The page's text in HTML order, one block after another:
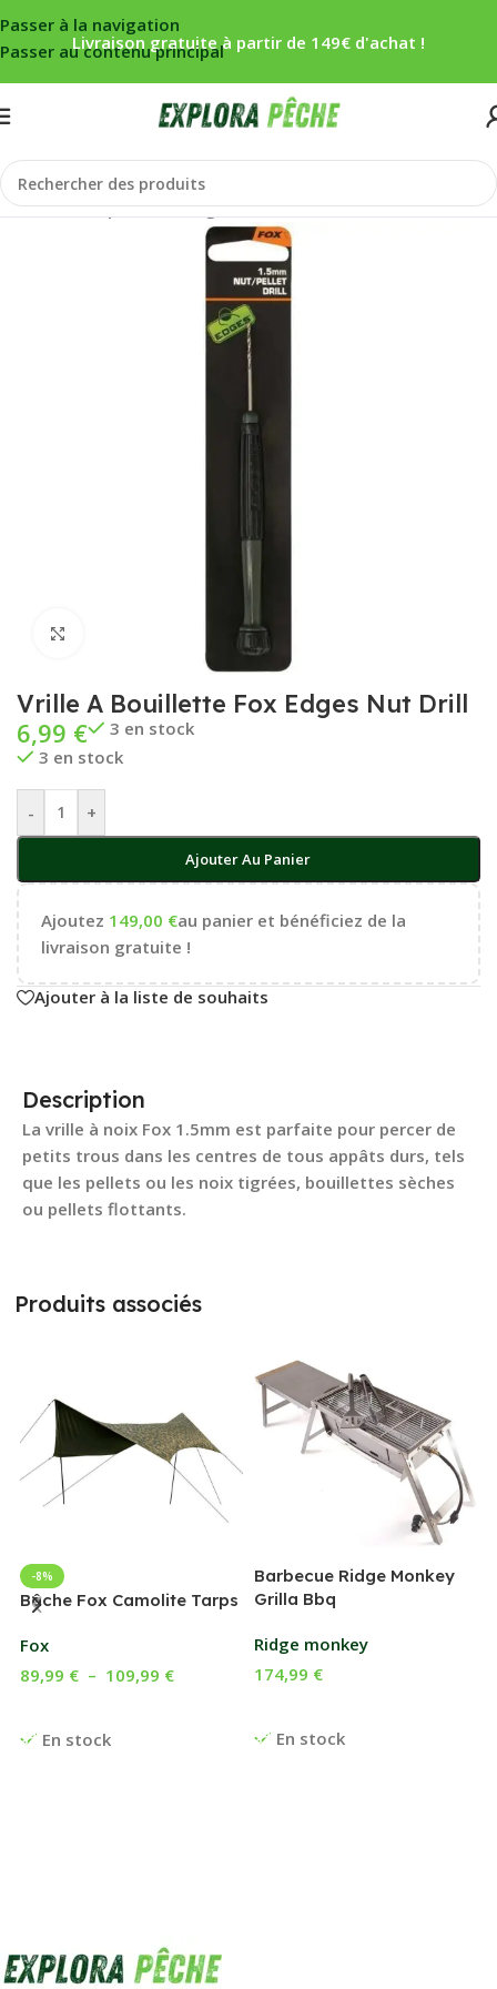
Passer à la navigation
Passer au contenu principal
Livraison gratuite à partir de 149€ d'achat !
Accueil/Carpe/Outils/Aiguilles
Cliquez pour agrandir
Vrille A Bouillette Fox Edges Nut Drill
6,99 €
3 en stock
3 en stock
- +
Ajouter Au Panier
Ajoutez 149,00 €au panier et bénéficiez de la
livraison gratuite !
Ajouter à la liste de souhaits
Description
La vrille à noix Fox 1.5mm est parfaite pour percer de
petits trous dans les centres de tous appâts durs, tels
que les pellets ou les noix tigrées, bouillettes sèches
ou pellets flottants.
Produits associés
-8%
Bâche Fox Camolite Tarps
Fox
En stock
89,99 € – 109,99 €
Barbecue Ridge Monkey
Grilla Bbq
Ridge monkey
En stock
174,99 €